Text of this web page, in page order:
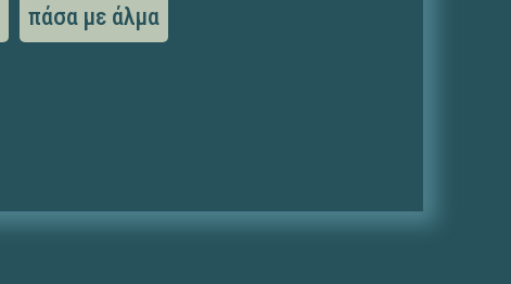
πάσα με άλμα